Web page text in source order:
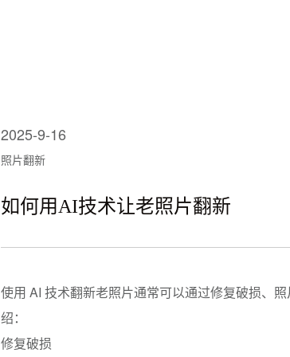
2025-9-16
照片翻新
如何用AI技术让老照片翻新
使用 AI 技术翻新老照片通常可以通过修复破损、
绍：
修复破损